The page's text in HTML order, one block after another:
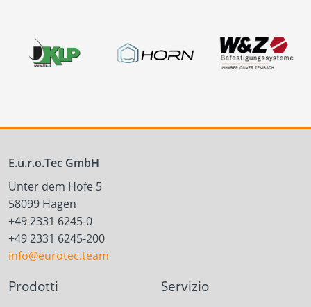
E.u.r.o.Tec GmbH
Unter dem Hofe 5
58099 Hagen
+49 2331 6245-0
+49 2331 6245-200
info@eurotec.team
Prodotti Servizio